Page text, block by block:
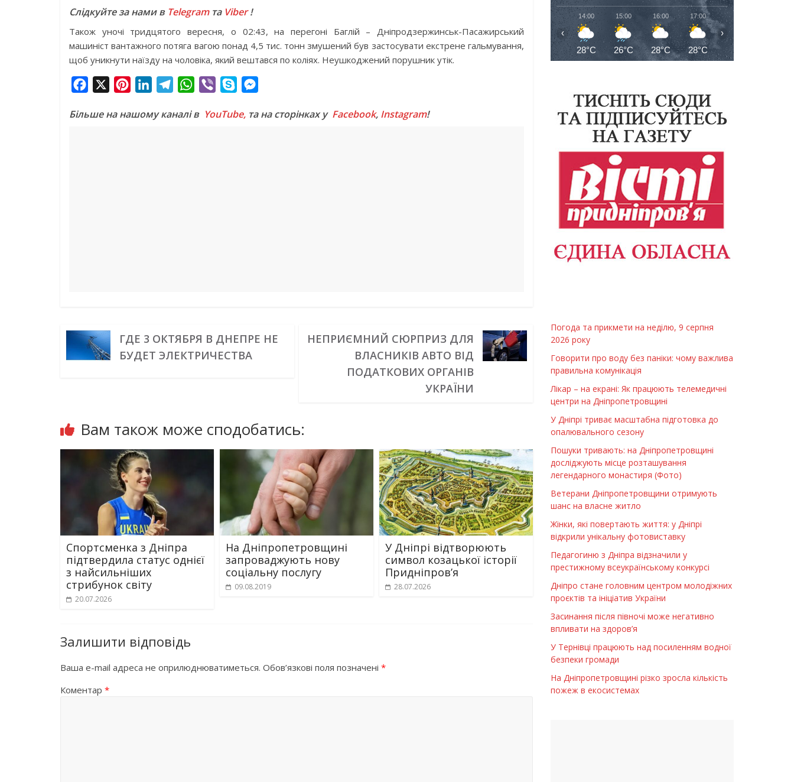
Слідкуйте за нами в Telegramта Viber!
Також уночі тридцятого вересня, о 02:43, на перегоні Баглій – Дніпродзержинськ-Пасажирський
машиніст вантажного потяга вагою понад 4,5 тис. тонн змушений був застосувати екстрене гальмування,
щоб уникнути наїзду на чоловіка, який вештався по коліях. Неушкоджений порушник утік.
c
n
n
l
W
a
b
y
s
Більше на нашому каналі в YouTube, та на сторінках у Facebook, Instagram!
ГДЕ 3 ОКТЯБРЯ В ДНЕПРЕ НЕ
БУДЕТ ЭЛЕКТРИЧЕСТВА
НЕПРИЄМНИЙ СЮРПРИЗ ДЛЯ
ВЛАСНИКІВ АВТО ВІД
ПОДАТКОВИХ ОРГАНІВ
УКРАЇНИ
Вам також може сподобатись:
Спортсменка з Дніпра
підтвердила статус однієї
з найсильніших
стрибунок світу
20.07.2026
На Дніпропетровщині
запроваджують нову
соціальну послугу
09.08.2019
У Дніпрі відтворюють
символ козацької історії
Придніпров’я
28.07.2026
Залишити відповідь
Ваша e-mail адреса не оприлюднюватиметься. Обов’язкові поля позначені *
Коментар *
14:00
28°C
15:00
26°C
16:00
28°C
17:00
28°C
18:00
28°C
‹ ›
Погода та прикмети на неділю, 9 серпня
2026 року
Говорити про воду без паніки: чому важлива
правильна комунікація
Лікар – на екрані: Як працюють телемедичні
центри на Дніпропетровщині
У Дніпрі триває масштабна підготовка до
опалювального сезону
Пошуки тривають: на Дніпропетровщині
досліджують місце розташування
легендарного монастиря (Фото)
Ветерани Дніпропетровщини отримують
шанс на власне житло
Жінки, які повертають життя: у Дніпрі
відкрили унікальну фотовиставку
Педагогиню з Дніпра відзначили у
престижному всеукраїнському конкурсі
Дніпро стане головним центром молодіжних
проєктів та ініціатив України
Засинання після півночі може негативно
впливати на здоров’я
У Тернівці працюють над посиленням водної
безпеки громади
На Дніпропетровщині різко зросла кількість
пожеж в екосистемах